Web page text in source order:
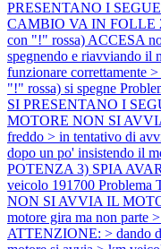
PRESENTANO I
CAMBIO VA IN FOLLE
con "!" rossa) ACCESA
spegnendo e riavviando il
funzionare correttamente
"!" rossa) si spegne
SI PRESENTANO I
MOTORE NON SI
freddo > in tentativo di
dopo un po' insistendo il
POTENZA 3) SPIA
veicolo 191700 Problema
NON SI AVVIA IL
motore gira ma non parte
ATTENZIONE: > dando